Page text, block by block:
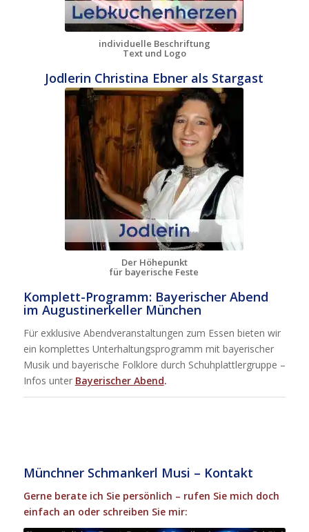
individuelle Beschriftung
Text und Logo
Jodlerin Christina Ebner als Stargast
Der Höhepunkt
für bayerische Feste
Komplett-Programm: Bayerischer Abend
im Augustinerkeller München
Für exklusive Abendveranstaltungen zum Essen bieten wir
ein komplettes Unterhaltungsprogramm mit bayerischer
Musik und bayerische Folklore durch Schuhplattlergruppe –
Infos unter Bayerischer Abend.
Münchner Schmankerl Musi – Kontakt
Gerne berate ich Sie persönlich – rufen Sie mich doch
einfach an oder schreiben Sie mir: